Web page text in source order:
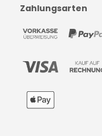
Zahlungsarten